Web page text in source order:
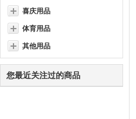
喜庆用品
体育用品
其他用品
您最近关注过的商品